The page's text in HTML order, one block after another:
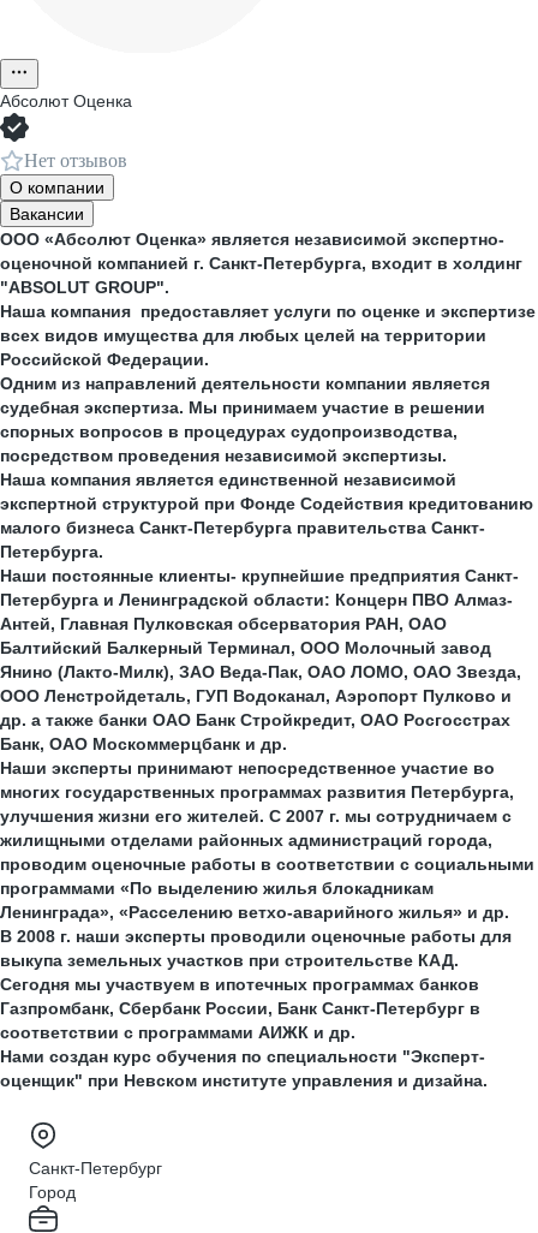
Абсолют Оценка
Нет отзывов
О компании
Вакансии
ООО «Абсолют Оценка» является независимой экспертно-
оценочной компанией г. Санкт-Петербурга, входит в холдинг
"ABSOLUT GROUP".
Наша компания предоставляет услуги по оценке и экспертизе
всех видов имущества для любых целей на территории
Российской Федерации.
Одним из направлений деятельности компании является
судебная экспертиза. Мы принимаем участие в решении
спорных вопросов в процедурах судопроизводства,
посредством проведения независимой экспертизы.
Наша компания является единственной независимой
экспертной структурой при Фонде Содействия кредитованию
малого бизнеса Санкт-Петербурга правительства Санкт-
Петербурга.
Наши постоянные клиенты- крупнейшие предприятия Санкт-
Петербурга и Ленинградской области: Концерн ПВО Алмаз-
Антей, Главная Пулковская обсерватория РАН, ОАО
Балтийский Балкерный Терминал, ООО Молочный завод
Янино (Лакто-Милк), ЗАО Веда-Пак, ОАО ЛОМО, ОАО Звезда,
ООО Ленстройдеталь, ГУП Водоканал, Аэропорт Пулково и
др. а также банки ОАО Банк Стройкредит, ОАО Росгосстрах
Банк, ОАО Москоммерцбанк и др.
Наши эксперты принимают непосредственное участие во
многих государственных программах развития Петербурга,
улучшения жизни его жителей. С 2007 г. мы сотрудничаем с
жилищными отделами районных администраций города,
проводим оценочные работы в соответствии с социальными
программами «По выделению жилья блокадникам
Ленинграда», «Расселению ветхо-аварийного жилья» и др.
В 2008 г. наши эксперты проводили оценочные работы для
выкупа земельных участков при строительстве КАД.
Сегодня мы участвуем в ипотечных программах банков
Газпромбанк, Сбербанк России, Банк Санкт-Петербург в
соответствии с программами АИЖК и др.
Нами создан курс обучения по специальности "Эксперт-
оценщик" при Невском институте управления и дизайна.
Санкт-Петербург
Город